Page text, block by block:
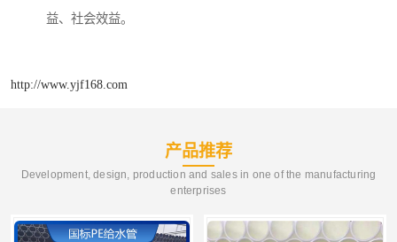
益、社会效益。
http://www.yjf168.com
产品推荐
Development, design, production and sales in one of the manufacturing
enterprises